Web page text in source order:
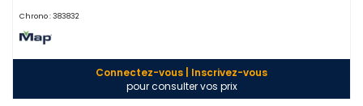
Chrono : 383832
Connectez-vous | Inscrivez-vous
pour consulter vos prix